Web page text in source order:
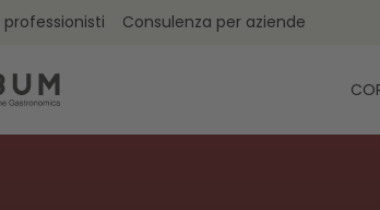
Consulenza per aziende